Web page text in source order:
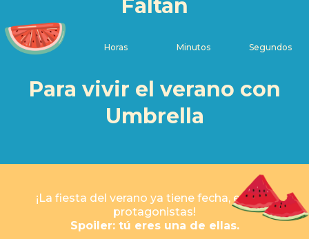
Faltan
Días Horas Minutos Segundos
Para vivir el verano con
Umbrella
¡La fiesta del verano ya tiene fecha, estilo y
protagonistas!
Spoiler: tú eres una de ellas.